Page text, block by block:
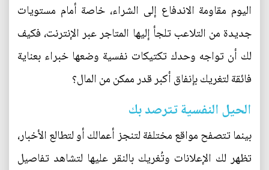
اليوم مقاومة الاندفاع إلى الشراء، خاصة أمام مستويات
جديدة من التلاعب تلجأ إليها المتاجر عبر الإنترنت، فكيف
لك أن تواجه وحدك تكتيكات نفسية وضعها خبراء بعناية
فائقة لتغريك بإنفاق أكبر قدر ممكن من المال؟
الحيل النفسية تترصد بك
بينما تتصفح مواقع مختلفة لتنجز أعمالك أو لتطالع الأخبار،
تظهر لك الإعلانات وتُغريك بالنقر عليها لتشاهد تفاصيل